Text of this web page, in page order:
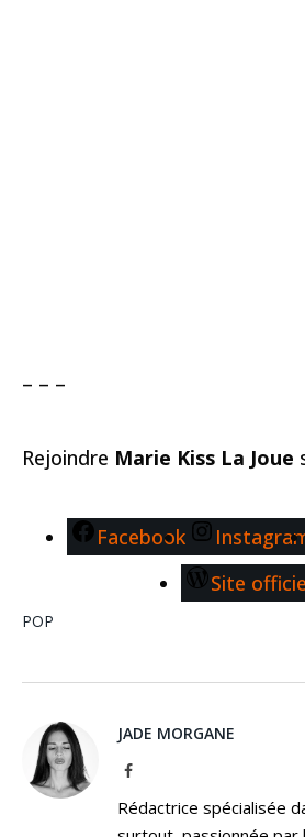
– – –
Rejoindre Marie Kiss La Joue
Facebook
Site
POP
JADE MORGANE
Facebook
Rédactrice spécialisée